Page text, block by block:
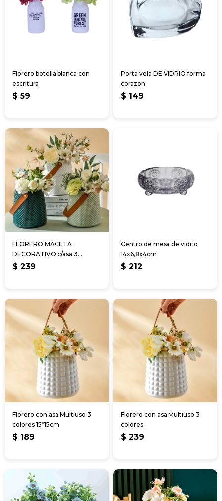
Florero botella blanca con
escritura
$ 59
Porta vela DE VIDRIO forma
corazon
$ 149
FLORERO MACETA
DECORATIVO c/asa 3
colores 18*16cm
$ 239
Centro de mesa de vidrio
14x6,8x4cm
$ 212
Florero con asa Multiuso 3
colores 15*15cm
$ 189
Florero con asa Multiuso 3
colores
$ 239